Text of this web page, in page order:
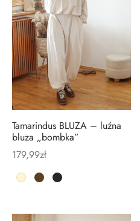
Tamarindus BLUZA – luźna
bluza „bombka”
179,99zł